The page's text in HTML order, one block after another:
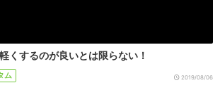
くするのが良いとは限らない！
ム 2019/08/06